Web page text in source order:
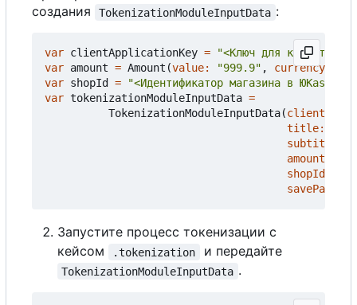
создания
TokenizationModuleInputData :
var clientApplicationKey =
"<Ключ для клиентских
var amount = Amount (value: "999.9" , currency:
var shopId =
"<Идентификатор магазина в ЮKassa)>"
var tokenizationModuleInputData =
TokenizationModuleInputData(
title:
subtitle:
amount:
shopId:
Запустите процесс токенизации с
кейсом
.tokenization и передайте
TokenizationModuleInputData .